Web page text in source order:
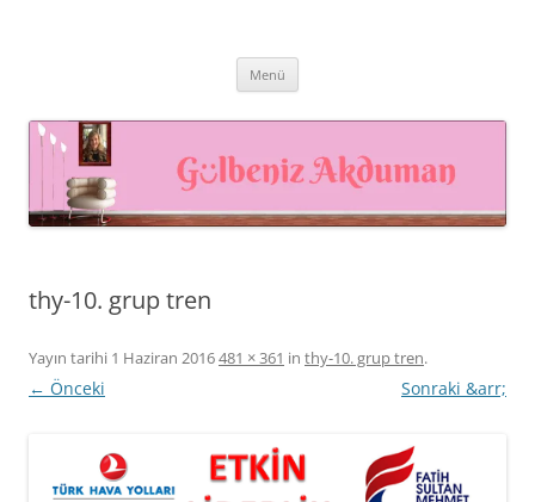
İnsan Kaynakları Yönetimi,
Eğiticinin Eğitimi, Mutluluk
Yönetimi
Akademisyen, Eğitmen
Menü
thy-10. grup tren
Yayın tarihi 1 Haziran 2016481 × 361 in thy-10. grup tren.
← Önceki Sonraki &arr;